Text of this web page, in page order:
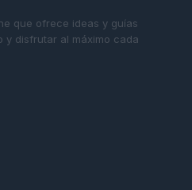
que ofrece ideas y guías
y disfrutar al máximo cada